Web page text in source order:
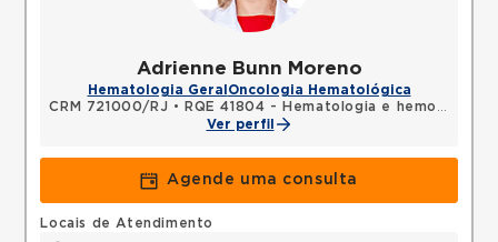
Adrienne Bunn Moreno
Hematologia Geral Oncologia Hematológica
CRM 721000/RJ •
RQE 41804 - Hematologia e hemoterapia
Ver perfil
Agende uma consulta
Locais de Atendimento